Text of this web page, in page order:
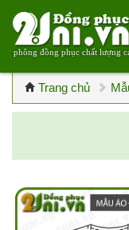
phông đồng phục chất lượng
Trang chủ